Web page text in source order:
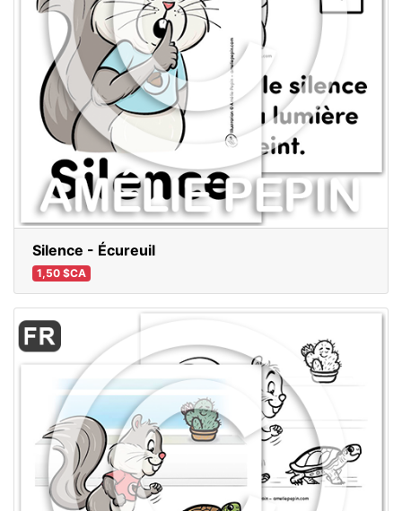
Silence - Écureuil
1,50 $CA